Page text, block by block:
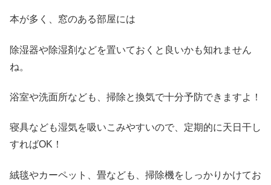
本が多く、窓のある部屋には
除湿器や除湿剤などを置いておくと良いかも知れません
ね。
浴室や洗面所なども、掃除と換気で十分予防できますよ！
寝具なども湿気を吸いこみやすいので、定期的に天日干し
すればOK！
絨毯やカーペット、畳なども、掃除機をしっかりかけてお